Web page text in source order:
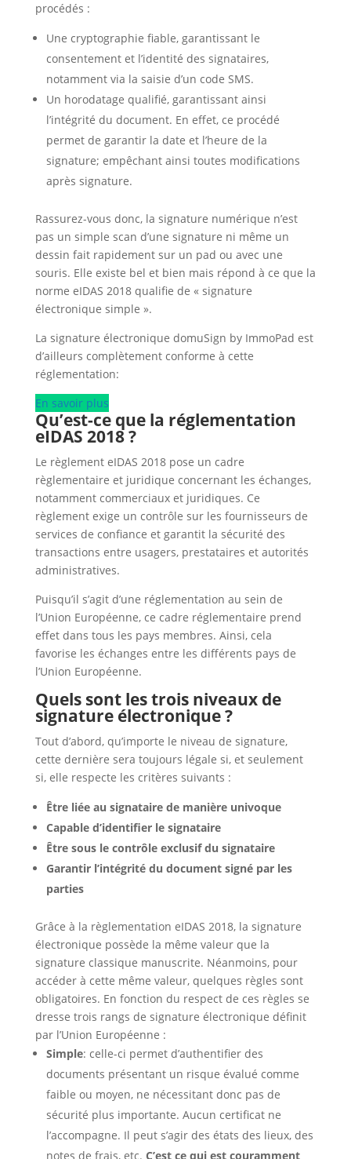
procédés :
Une cryptographie fiable, garantissant le
consentement et l’identité des signataires,
notamment via la saisie d’un code SMS.
Un horodatage qualifié, garantissant ainsi
l’intégrité du document. En effet, ce procédé
permet de garantir la date et l’heure de la
signature; empêchant ainsi toutes modifications
après signature.
Rassurez-vous donc, la signature numérique n’est
pas un simple scan d’une signature ni même un
dessin fait rapidement sur un pad ou avec une
souris. Elle existe bel et bien mais répond à ce que la
norme eIDAS 2018 qualifie de « signature
électronique simple ».
La signature électronique domuSign by ImmoPad est
d’ailleurs complètement conforme à cette
réglementation:
En savoir plus
Qu’est-ce que la réglementation
eIDAS 2018 ?
Le règlement eIDAS 2018 pose un cadre
règlementaire et juridique concernant les échanges,
notamment commerciaux et juridiques. Ce
règlement exige un contrôle sur les fournisseurs de
services de confiance et garantit la sécurité des
transactions entre usagers, prestataires et autorités
administratives.
Puisqu’il s’agit d’une réglementation au sein de
l’Union Européenne, ce cadre réglementaire prend
effet dans tous les pays membres. Ainsi, cela
favorise les échanges entre les différents pays de
l’Union Européenne.
Quels sont les trois niveaux de
signature électronique ?
Tout d’abord, qu’importe le niveau de signature,
cette dernière sera toujours légale si, et seulement
si, elle respecte les critères suivants :
Être liée au signataire de manière univoque
Capable d’identifier le signataire
Être sous le contrôle exclusif du signataire
Garantir l’intégrité du document signé par les
parties
Grâce à la règlementation eIDAS 2018, la signature
électronique possède la même valeur que la
signature classique manuscrite. Néanmoins, pour
accéder à cette même valeur, quelques règles sont
obligatoires. En fonction du respect de ces règles se
dresse trois rangs de signature électronique définit
par l’Union Européenne :
Simple: celle-ci permet d’authentifier des
documents présentant un risque évalué comme
faible ou moyen, ne nécessitant donc pas de
sécurité plus importante. Aucun certificat ne
l’accompagne. Il peut s’agir des états des lieux, des
notes de frais, etc. C’est ce qui est couramment